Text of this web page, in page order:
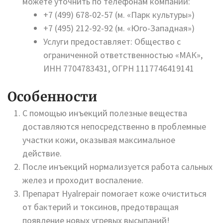
+7 (499) 678-02-57 (м. «Парк культуры»)
+7 (495) 212-92-92 (м. «Юго-Западная»)
Услуги предоставляет: Общество с
ограниченной ответственностью «МАК»,
ИНН 7704783431, ОГРН 1117746419141
Особенности
С помощью инъекций полезные вещества
доставляются непосредственно в проблемные
участки кожи, оказывая максимальное
действие.
После инъекций нормализуется работа сальных
желез и проходит воспаление.
Препарат Hyalrepair помогает коже очиститься
от бактерий и токсинов, предотвращая
появление новых угревых высыпаний!